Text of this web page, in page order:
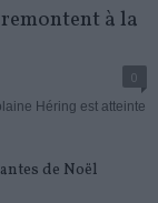
à la
0
Héring est atteinte
de Noël